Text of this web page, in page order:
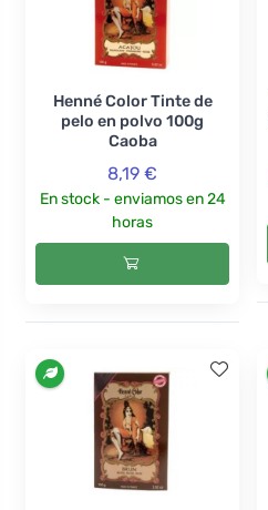
Henné Color Tinte de
pelo en polvo 100g
Caoba
8,19 €
En stock - enviamos en 24
horas